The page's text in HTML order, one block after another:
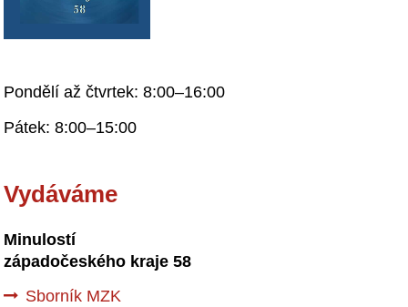
Pondělí až čtvrtek: 8:00–16:00
Pátek: 8:00–15:00
Vydáváme
Minulostí
západočeského kraje 58
Sborník MZK